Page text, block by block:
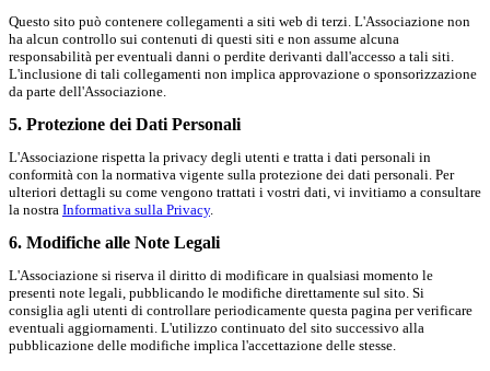
Questo sito può contenere collegamenti a siti web di terzi. L'Associazione non
ha alcun controllo sui contenuti di questi siti e non assume alcuna
responsabilità per eventuali danni o perdite derivanti dall'accesso a tali siti.
L'inclusione di tali collegamenti non implica approvazione o sponsorizzazione
da parte dell'Associazione.
5. Protezione dei Dati Personali
L'Associazione rispetta la privacy degli utenti e tratta i dati personali in
conformità con la normativa vigente sulla protezione dei dati personali. Per
ulteriori dettagli su come vengono trattati i vostri dati, vi invitiamo a consultare
la nostra Informativa sulla Privacy.
6. Modifiche alle Note Legali
L'Associazione si riserva il diritto di modificare in qualsiasi momento le
presenti note legali, pubblicando le modifiche direttamente sul sito. Si
consiglia agli utenti di controllare periodicamente questa pagina per verificare
eventuali aggiornamenti. L'utilizzo continuato del sito successivo alla
pubblicazione delle modifiche implica l'accettazione delle stesse.